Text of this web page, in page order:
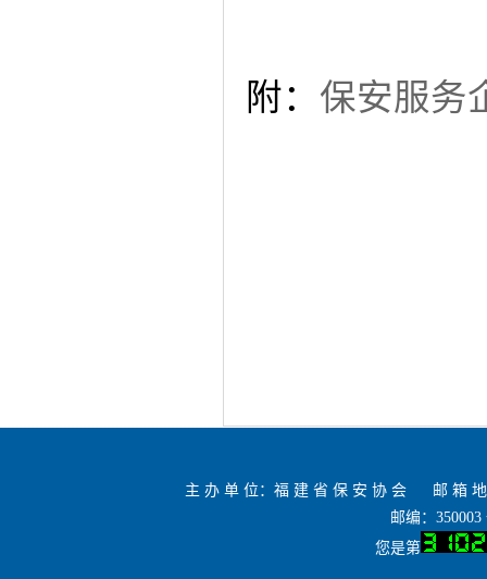
附： 保安服务
主 办 单 位：福 建 省 保 安 协 会 邮 箱 地
邮编：
您是第